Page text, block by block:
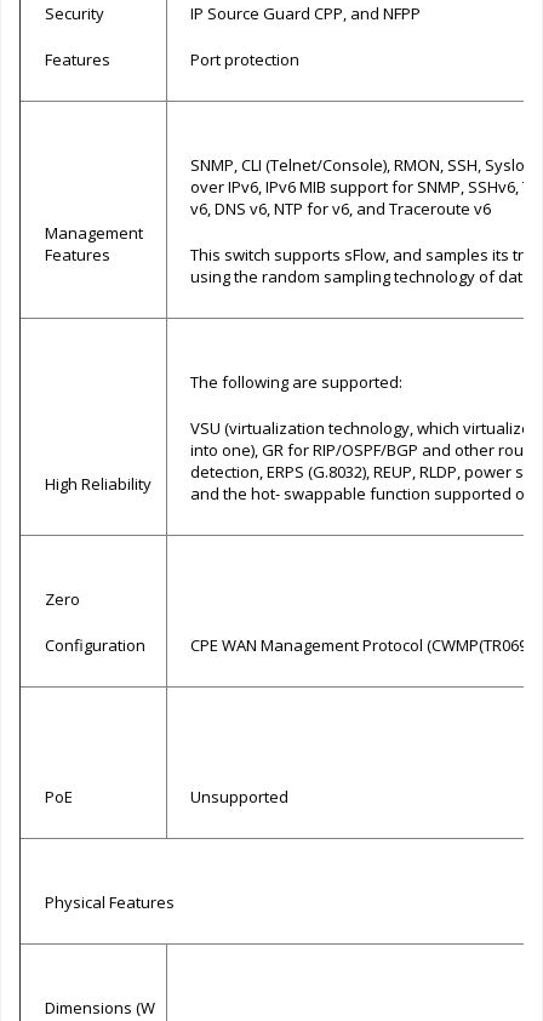
Security
Features
IP Source Guard CPP, and NFPP
Port protection
Management
Features
SNMP, CLI (Telnet/Console), RMON, SSH, Syslog,
over IPv6, IPv6 MIB support for SNMP, SSHv6,
v6, DNS v6, NTP for v6, and Traceroute v6
This switch supports sFlow, and samples its
using the random sampling technology of data
High Reliability
The following are supported:
VSU (virtualization technology, which
into one), GR for RIP/OSPF/BGP and other
detection, ERPS (G.8032), REUP, RLDP, power
and the hot- swappable function supported on
Zero
Configuration CPE WAN Management Protocol (CWMP(TR069))
PoE Unsupported
Physical Features
Dimensions (W